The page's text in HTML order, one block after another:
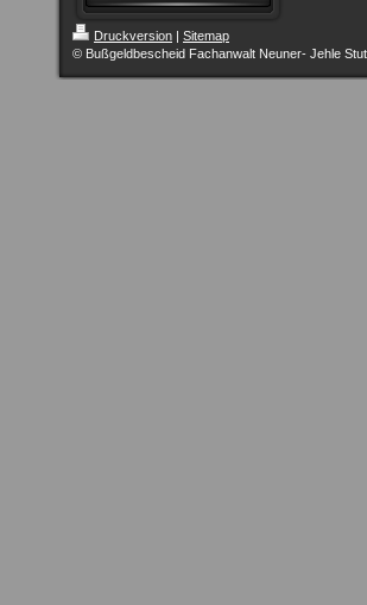
Druckversion | Sitemap
© Bußgeldbescheid Fachanwalt Neuner- Jehle